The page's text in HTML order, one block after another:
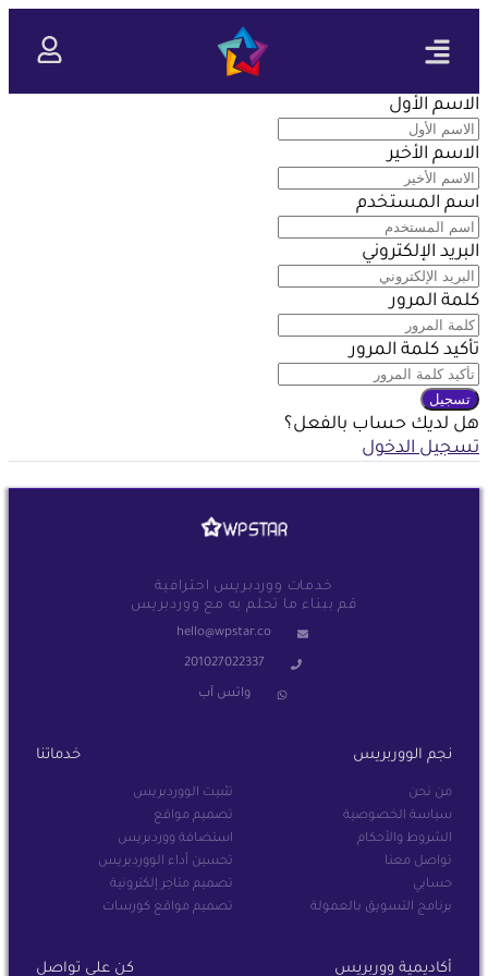
الاسم الأول
الاسم الأخير
اسم المستخدم
البريد الإلكتروني
كلمة المرور
تأكيد كلمة المرور
تسجيل
هل لديك حساب بالفعل؟
تسجيل الدخول
خدمات ووردبريس احترافية
قم ببناء ما تحلم به مع ووردبريس
hello@wpstar.co
201027022337
واتس آب
نجم الووربريس
من نحن
سياسة الخصوصية
الشروط والأحكام
تواصل معنا
حسابي
برنامج التسويق بالعمولة
خدماتنا
تثبيت الووردبريس
تصميم مواقع
استضافة ووردبريس
تحسين أداء الووردبريس
تصميم متاجر إلكترونية
تصميم مواقع كورسات
أكاديمية ووربريس كن على تواصل